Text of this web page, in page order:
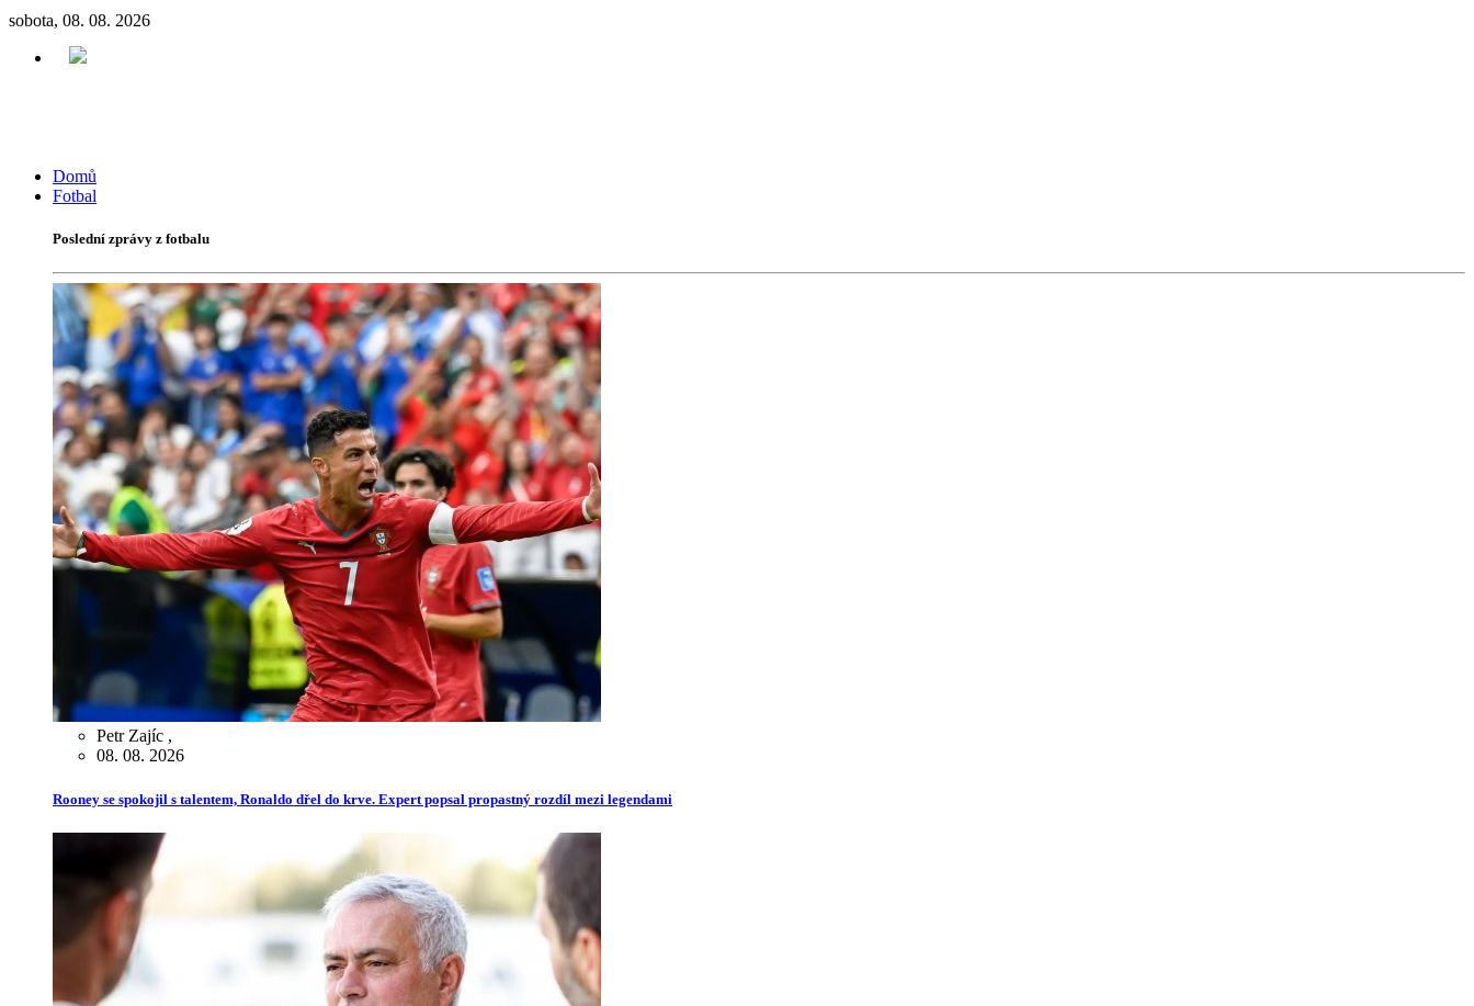
sobota, 08. 08. 2026
Domů
Fotbal
Poslední zprávy z fotbalu
Petr Zajíc ,
08. 08. 2026
Rooney se spokojil s talentem, Ronaldo dřel do krve. Expert popsal propastný rozdíl mezi legendami